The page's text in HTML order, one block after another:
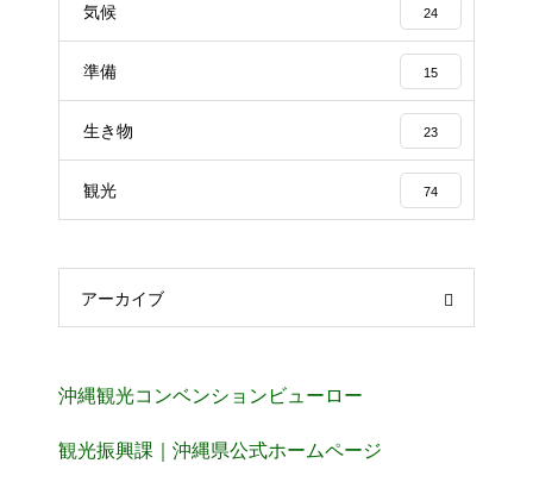
気候 24
準備 15
生き物 23
観光 74
アーカイブ
沖縄観光コンベンションビューロー
観光振興課｜沖縄県公式ホームページ